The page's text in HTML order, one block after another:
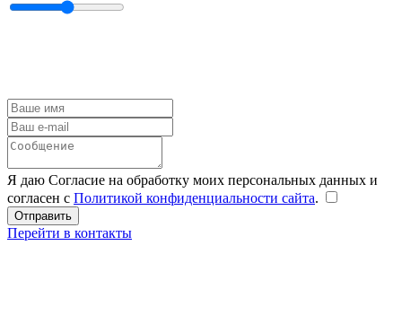
Я даю Согласие на обработку моих персональных данных и
согласен с Политикой конфиденциальности сайта.
Перейти в контакты